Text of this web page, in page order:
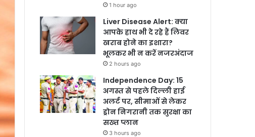
1 hour ago
Liver Disease Alert: क्या
आपके हाथ भी दे रहे हैं लिवर
खराब होने का इशारा?
भूलकर भी न करें नजरअंदाज
2 hours ago
Independence Day: 15
अगस्त से पहले दिल्ली हाई
अलर्ट पर, सीमाओं से लेकर
ड्रोन निगरानी तक सुरक्षा का
सख्त प्लान
3 hours ago